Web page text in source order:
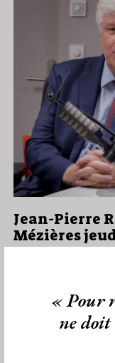
Jean-Pierre
Mézières
Jean-Pierre Rollet,
Française, sera le
conférence…
« Pour
ne doit